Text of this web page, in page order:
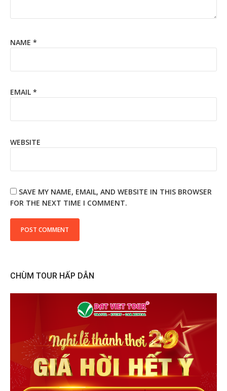
NAME *
EMAIL *
WEBSITE
SAVE MY NAME, EMAIL, AND WEBSITE IN THIS BROWSER
FOR THE NEXT TIME I COMMENT.
CHÙM TOUR HẤP DẪN